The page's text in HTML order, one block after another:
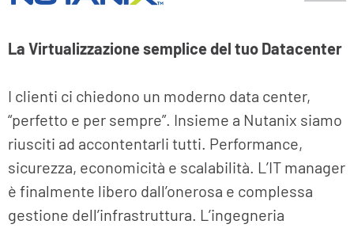
La Virtualizzazione semplice del tuo Datacenter
I clienti ci chiedono un moderno data center,
“perfetto e per sempre”. Insieme a Nutanix siamo
riusciti ad accontentarli tutti. Performance,
sicurezza, economicità e scalabilità. L’IT manager
è finalmente libero dall’onerosa e complessa
gestione dell’infrastruttura. L’ingegneria